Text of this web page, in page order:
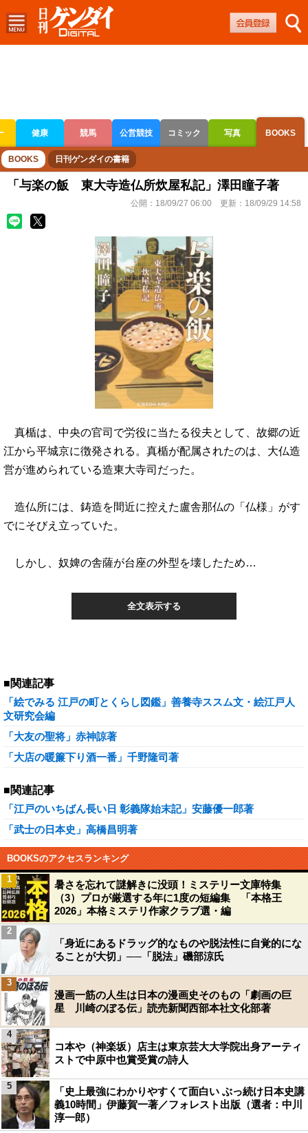
健康 競馬 公営競技 コミック 写真 BOOKS
ボートレース 競輪 オートレース
BOOKS 日刊ゲンダイの書籍
「与楽の飯 東大寺造仏所炊屋私記」澤田瞳子著
公開： 18/09/27 06:00 更新： 18/09/29 14:58
真楯は、中央の官司で労役に当たる役夫として、故郷の近
江から平城京に徴発される。真楯が配属されたのは、大仏造
営が進められている造東大寺司だった。
造仏所には、鋳造を間近に控えた盧舎那仏の「仏様」がす
でにそびえ立っていた。
しかし、奴婢の舎薩が台座の外型を壊したため…
全文表示する
■関連記事
「絵でみる 江戸の町とくらし図鑑」善養寺ススム文・絵江戸人
文研究会編
「大友の聖将」赤神諒著
「大店の暖簾下り酒一番」千野隆司著
■関連記事
「江戸のいちばん長い日 彰義隊始末記」安藤優一郎著
「武士の日本史」高橋昌明著
BOOKSのアクセスランキング
暑さを忘れて謎解きに没頭！ミステリー文庫特集
（3）プロが厳選する年に1度の短編集 「本格王
2026」本格ミステリ作家クラブ選・編
1
「身近にあるドラッグ的なものや脱法性に自覚的にな
ることが大切」──「脱法」磯部涼氏
2
漫画一筋の人生は日本の漫画史そのもの「劇画の巨
星 川崎のぼる伝」読売新聞西部本社文化部著
3
コ本や（神楽坂）店主は東京芸大大学院出身アーティ
ストで中原中也賞受賞の詩人
4
「史上最強にわかりやすくて面白い ぶっ続け日本史講
義10時間」伊藤賀一著／フォレスト出版（選者：中川
淳一郎）
5